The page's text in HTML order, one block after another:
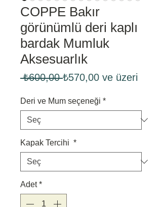
COPPE Bakır
görünümlü deri kaplı
bardak Mumluk
Aksesuarlık
₺600,00 Normal
₺570,00 ve üzeri
Deri ve Mum seçeneği *
Kapak Tercihi *
Adet *